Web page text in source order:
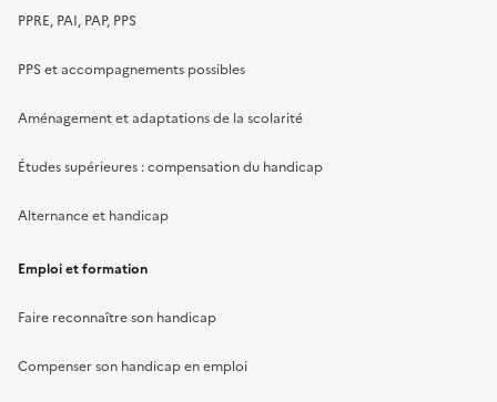
PPRE, PAI, PAP, PPS
PPS et accompagnements possibles
Aménagement et adaptations de la scolarité
Études supérieures : compensation du handicap
Alternance et handicap
Emploi et formation
Faire reconnaître son handicap
Compenser son handicap en emploi